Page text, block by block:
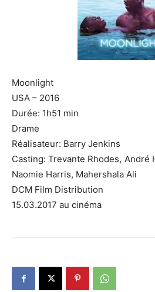
Moonlight
USA – 2016
Durée: 1h51 min
Drame
Réalisateur: Barry Jenkins
Casting:Trevante Rhodes, André
Naomie Harris, Mahershala Ali
DCM Film Distribution
15.03.2017 au cinéma